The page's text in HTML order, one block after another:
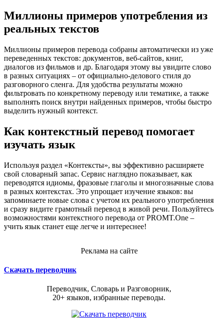
Миллионы примеров употребления из
реальных текстов
Миллионы примеров перевода собраны автоматически из уже
переведенных текстов: документов, веб-сайтов, книг,
диалогов из фильмов и др. Благодаря этому вы увидите слово
в разных ситуациях – от официально-делового стиля до
разговорного сленга. Для удобства результаты можно
фильтровать по конкретному переводу или тематике, а также
выполнять поиск внутри найденных примеров, чтобы быстро
выделить нужный контекст.
Как контекстный перевод помогает
изучать язык
Используя раздел «Контексты», вы эффективно расширяете
свой словарный запас. Сервис наглядно показывает, как
переводятся идиомы, фразовые глаголы и многозначные слова
в разных контекстах. Это упрощает изучение языков: вы
запоминаете новые слова с учетом их реального употребления
и сразу видите грамотный перевод в живой речи. Пользуйтесь
возможностями контекстного перевода от PROMT.One –
учить язык станет еще легче и интереснее!
Реклама на сайте
Скачать переводчик
Переводчик, Словарь и Разговорник,
20+ языков, избранные переводы.